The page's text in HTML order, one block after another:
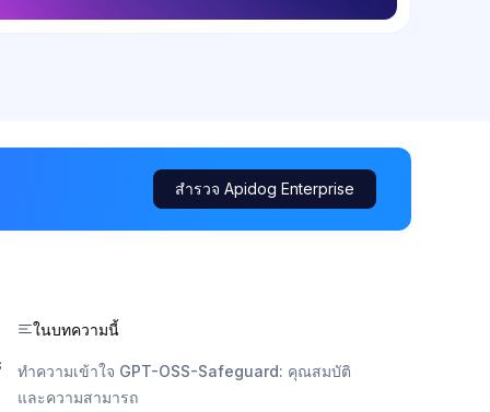
สำรวจ Apidog Enterprise
ในบทความนี้
ทำความเข้าใจ GPT-OSS-Safeguard: คุณสมบัติ
และความสามารถ